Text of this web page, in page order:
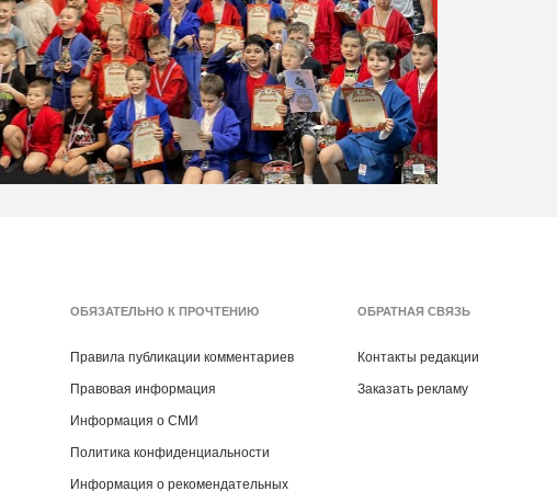
ОБЯЗАТЕЛЬНО К ПРОЧТЕНИЮ
Правила публикации комментариев
Правовая информация
Информация о СМИ
Политика конфиденциальности
Информация о рекомендательных
ОБРАТНАЯ СВЯЗЬ
Контакты редакции
Заказать рекламу